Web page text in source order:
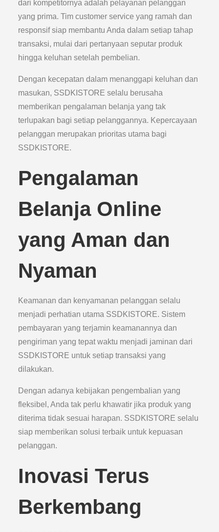
dari kompetitornya adalah pelayanan pelanggan
yang prima. Tim customer service yang ramah dan
responsif siap membantu Anda dalam setiap tahap
transaksi, mulai dari pertanyaan seputar produk
hingga keluhan setelah pembelian.
Dengan kecepatan dalam menanggapi keluhan dan
masukan, SSDKISTORE selalu berusaha
memberikan pengalaman belanja yang tak
terlupakan bagi setiap pelanggannya. Kepercayaan
pelanggan merupakan prioritas utama bagi
SSDKISTORE.
Pengalaman
Belanja Online
yang Aman dan
Nyaman
Keamanan dan kenyamanan pelanggan selalu
menjadi perhatian utama SSDKISTORE. Sistem
pembayaran yang terjamin keamanannya dan
pengiriman yang tepat waktu menjadi jaminan dari
SSDKISTORE untuk setiap transaksi yang
dilakukan.
Dengan adanya kebijakan pengembalian yang
fleksibel, Anda tak perlu khawatir jika produk yang
diterima tidak sesuai harapan. SSDKISTORE selalu
siap memberikan solusi terbaik untuk kepuasan
pelanggan.
Inovasi Terus
Berkembang